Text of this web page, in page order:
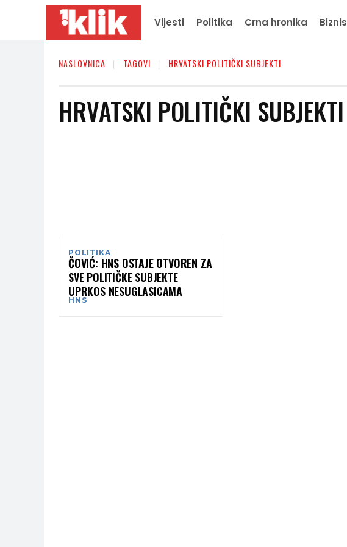
Vijesti Politika Crna hronika Biznis
NASLOVNICA TAGOVI HRVATSKI POLITIČKI SUBJEKTI
HRVATSKI POLITIČKI SUBJEKTI
POLITIKA
ČOVIĆ: HNS OSTAJE OTVOREN ZA
SVE POLITIČKE SUBJEKTE
UPRKOS NESUGLASICAMA
HNS